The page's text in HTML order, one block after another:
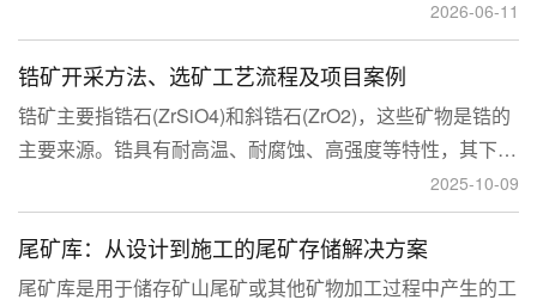
2026-06-11
锆矿开采方法、选矿工艺流程及项目案例
锆矿主要指锆石(ZrSiO4)和斜锆石(ZrO2)，这些矿物是锆的
主要来源。锆具有耐高温、耐腐蚀、高强度等特性，其下游
应用涉及核工业、陶瓷、耐火材料、铸造、电子和化工等多
个领域，尤其在高性能陶瓷和锆基合金中的需求不断增长。
2025-10-09
尾矿库：从设计到施工的尾矿存储解决方案
尾矿库是用于储存矿山尾矿或其他矿物加工过程中产生的工